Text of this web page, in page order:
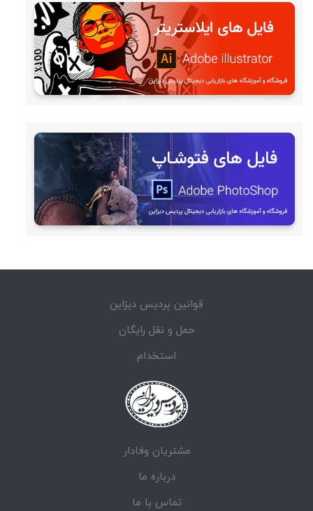
قوانین پردیس دیزاین
حمل و نقل رایگان
استخدام
مشتریان وفادار
درباره ما
تماس با ما